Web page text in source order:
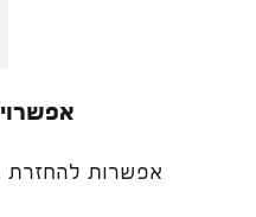
אפשרות להחזרת המוצר